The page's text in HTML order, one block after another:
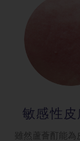
敏感性
雖然蘆薈酊能為